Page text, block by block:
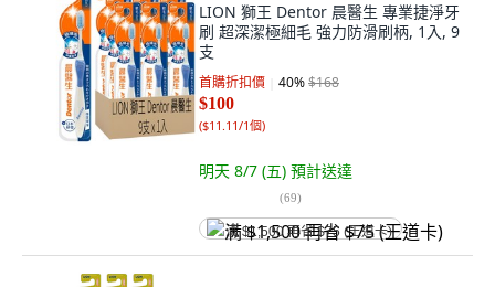
LION 獅王 Dentor 晨醫生 專業捷淨牙
刷 超深潔極細毛 強力防滑刷柄, 1入, 9
支
首購折扣價 40%$168
$100
($11.11/1個)
明天 8/7 (五) 預計送達
(69)
满 $1,500 再省 $75 (王道卡)